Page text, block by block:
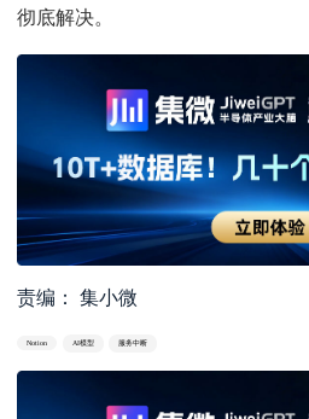
彻底解决。
责编： 集小微
Notion AI模型 服务中断